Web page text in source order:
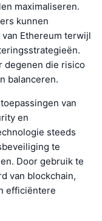
maximaliseren.
kunnen
Ethereum terwijl
degenen die risico
balanceren.
van
en
steeds
te
Door gebruik te
van blockchain,
efficiëntere